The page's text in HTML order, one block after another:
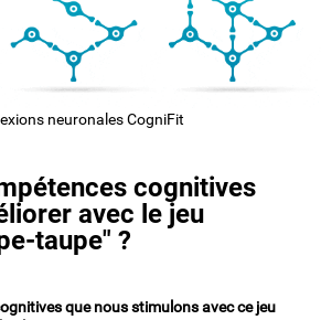
neuronales CogniFit
cognitives
avec le jeu
taupe" ?
que nous stimulons avec ce jeu